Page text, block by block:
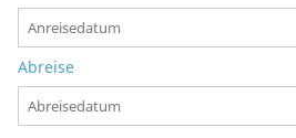
Abreise